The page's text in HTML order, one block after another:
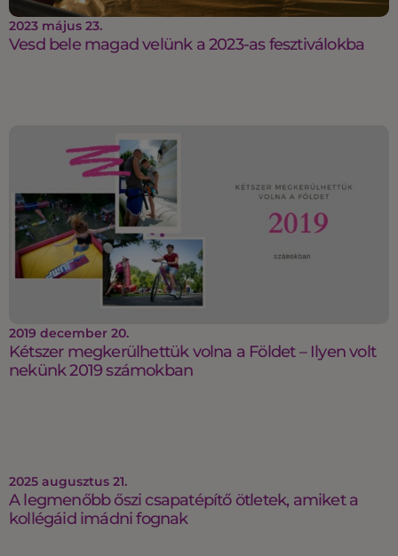
2023 május 23.
Vesd bele magad velünk a 2023-as fesztiválokba
2019 december 20.
Kétszer megkerülhettük volna a Földet – Ilyen volt
nekünk 2019 számokban
2025 augusztus 21.
A legmenőbb őszi csapatépítő ötletek, amiket a
kollégáid imádni fognak